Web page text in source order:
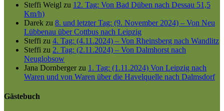
Steffi Weigl zu 12. Tag: Von Bad Düben nach Dessau 51,5
Km/h)
Darek zu 8. und letzter Tag: (9. November 2024) – Von Neu
Lübbenau über Cottbus nach Leipzig
Steffi zu 4. Tag: (4.11.2024) – Von Rheinsberg nach Wandlitz
Steffi zu 2. Tag: (2.11.2024) – Von Dalmhorst nach
Neuglobsow
Jana Dornbergerzu 1. Tag: (1.11.2024) Von Leipzig nach
Waren und von Waren über die Havelquelle nach Dalmsdorf
Gästebuch